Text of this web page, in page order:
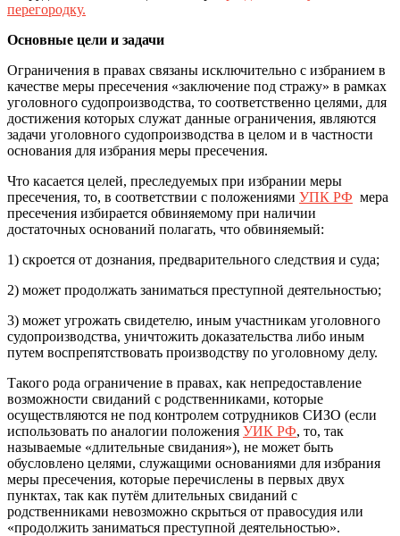
перегородку.
Основные цели и задачи
Ограничения в правах связаны исключительно с избранием в
качестве меры пресечения «заключение под стражу» в рамках
уголовного судопроизводства, то соответственно целями, для
достижения которых служат данные ограничения, являются
задачи уголовного судопроизводства в целом и в частности
основания для избрания меры пресечения.
Что касается целей, преследуемых при избрании меры
пресечения, то, в соответствии с положениями УПК РФ мера
пресечения избирается обвиняемому при наличии
достаточных оснований полагать, что обвиняемый:
1) скроется от дознания, предварительного следствия и суда;
2) может продолжать заниматься преступной деятельностью;
3) может угрожать свидетелю, иным участникам уголовного
судопроизводства, уничтожить доказательства либо иным
путем воспрепятствовать производству по уголовному делу.
Такого рода ограничение в правах, как непредоставление
возможности свиданий с родственниками, которые
осуществляются не под контролем сотрудников СИЗО (если
использовать по аналогии положения УИК РФ, то, так
называемые «длительные свидания»), не может быть
обусловлено целями, служащими основаниями для избрания
меры пресечения, которые перечислены в первых двух
пунктах, так как путём длительных свиданий с
родственниками невозможно скрыться от правосудия или
«продолжить заниматься преступной деятельностью».